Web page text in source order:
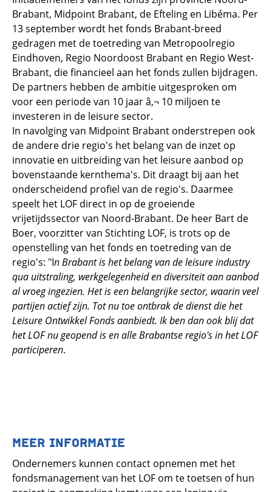
Brabant, Midpoint Brabant, de Efteling en Libéma. Per
13 september wordt het fonds Brabant-breed
gedragen met de toetreding van Metropoolregio
Eindhoven, Regio Noordoost Brabant en Regio West-
Brabant, die financieel aan het fonds zullen bijdragen.
De partners hebben de ambitie uitgesproken om
voor een periode van 10 jaar â‚¬ 10 miljoen te
investeren in de leisure sector.
In navolging van Midpoint Brabant onderstrepen ook
de andere drie regio's het belang van de inzet op
innovatie en uitbreiding van het leisure aanbod op
bovenstaande kernthema's. Dit draagt bij aan het
onderscheidend profiel van de regio's. Daarmee
speelt het LOF direct in op de groeiende
vrijetijdssector van Noord-Brabant. De heer Bart de
Boer, voorzitter van Stichting LOF, is trots op de
openstelling van het fonds en toetreding van de
regio's: "In Brabant is het belang van de leisure industry
qua uitstraling, werkgelegenheid en diversiteit aan aanbod
al vroeg ingezien. Het is een belangrijke sector, waarin veel
partijen actief zijn. Tot nu toe ontbrak de dienst die het
Leisure Ontwikkel Fonds aanbiedt. Ik ben dan ook blij dat
het LOF nu geopend is en alle Brabantse regio's in het LOF
participeren.
MEER INFORMATIE
Ondernemers kunnen contact opnemen met het
fondsmanagement van het LOF om te toetsen of hun